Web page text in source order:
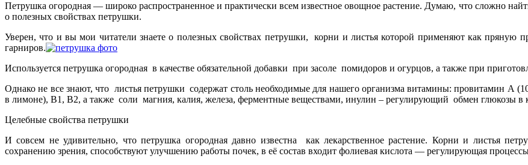
Петрушка огородная — широко распространенное и практически всем известное овощное растение. Думаю, что сложно
о полезных свойствах петрушки.
Уверен, что и вы мои читатели знаете о полезных свойствах петрушки, корни и листья которой применяют как пряную
гарниров.
Используется петрушка огородная в качестве обязательной добавки при засоле помидоров и огурцов, а также при
Однако не все знают, что листья петрушки содержат столь необходимые для нашего организма витамины: провитамин А
в лимоне), В1, В2, а также соли магния, калия, железа, ферментные веществами, инулин – регулирующий обмен глюкозы в
Целебные свойства петрушки
И совсем не удивительно, что петрушка огородная давно известна как лекарственное растение. Корни и листья
сохранению зрения, способствуют улучшению работы почек, в её состав входит фолиевая кислота — регулирующая